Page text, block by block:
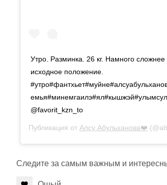
Утро. Разминка. 26 кг. Намного сложнее
исходное положение.
@favorit_kzn_to
Публикация от Алсу Абульханова❤️
Следите за самым важным и